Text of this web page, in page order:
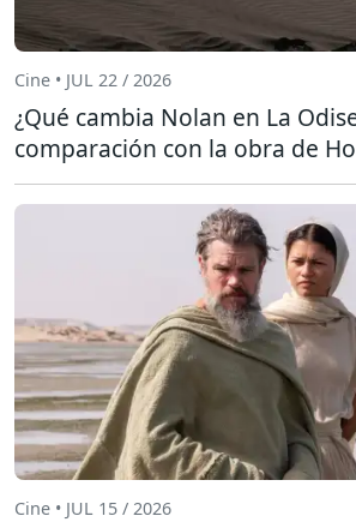
Cine • JUL 22 / 2026
¿Qué cambia Nolan en La
comparación con la obra de
Cine • JUL 15 / 2026